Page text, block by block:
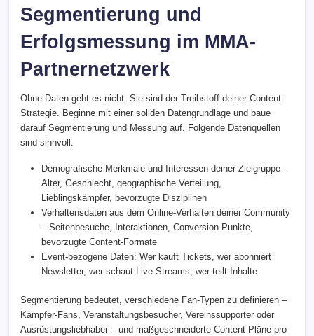
Segmentierung und
Erfolgsmessung im MMA-
Partnernetzwerk
Ohne Daten geht es nicht. Sie sind der Treibstoff deiner Content-
Strategie. Beginne mit einer soliden Datengrundlage und baue
darauf Segmentierung und Messung auf. Folgende Datenquellen
sind sinnvoll:
Demografische Merkmale und Interessen deiner Zielgruppe –
Alter, Geschlecht, geographische Verteilung,
Lieblingskämpfer, bevorzugte Disziplinen
Verhaltensdaten aus dem Online-Verhalten deiner Community
– Seitenbesuche, Interaktionen, Conversion-Punkte,
bevorzugte Content-Formate
Event-bezogene Daten: Wer kauft Tickets, wer abonniert
Newsletter, wer schaut Live-Streams, wer teilt Inhalte
Segmentierung bedeutet, verschiedene Fan-Typen zu definieren –
Kämpfer-Fans, Veranstaltungsbesucher, Vereinssupporter oder
Ausrüstungsliebhaber – und maßgeschneiderte Content-Pläne pro